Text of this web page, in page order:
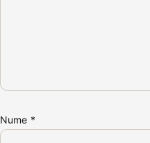
Nume *